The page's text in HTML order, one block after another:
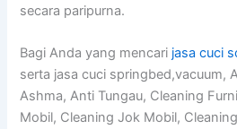
secara paripurna.
Bagi Anda yang mencari jasa cuci
serta jasa cuci springbed,vacuum,
Ashma, Anti Tungau, Cleaning
Mobil, Cleaning Jok Mobil,